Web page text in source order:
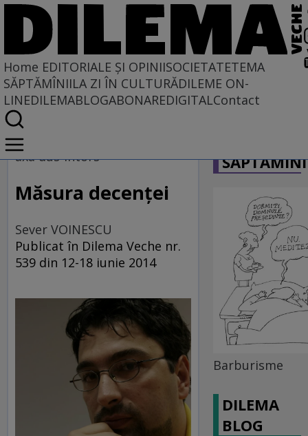
Home EDITORIALE ȘI OPINIISOCIETATETEMA
SĂPTĂMÎNIILA ZI ÎN CULTURĂDILEME ON-
LINEDILEMABLOGABONAREDIGITALContact
Home
EDITORIALE ȘI OPINII
axa dus-întors
Măsura decenţei
Sever VOINESCU
Publicat în Dilema Veche nr.
539 din 12-18 iunie 2014
Barburisme
DILEMA
BLOG